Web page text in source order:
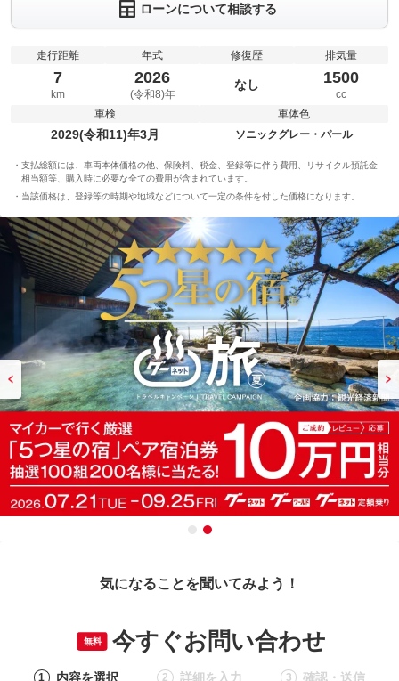
ローンについて相談する
走行距離
7
km
年式
2026
(令和8)年
修復歴
なし
排気量
1500
cc
車検
2029(令和11)年3月
車体色
ソニックグレー・パール
支払総額には、車両本体価格の他、保険料、税金、登録等に伴う費用、リサイクル預託金
相当額等、購入時に必要な全ての費用が含まれています。
当該価格は、登録等の時期や地域などについて一定の条件を付した価格になります。
気になることを聞いてみよう！
無料 今すぐお問い合わせ
1 内容を選択 2 詳細を入力 3 確認・送信